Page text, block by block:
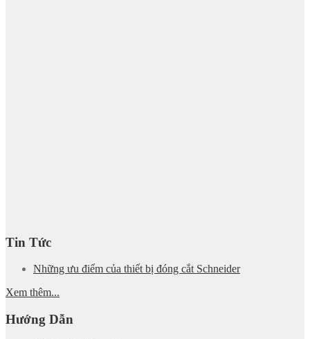
Tin Tức
Những ưu điểm của thiết bị đóng cắt Schneider
Xem thêm...
Hướng Dẫn